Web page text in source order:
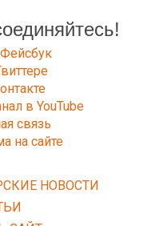
в YouTube
связь
на сайте
НОВОСТИ